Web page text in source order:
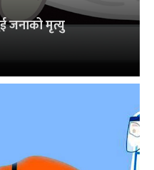
जनाको मृत्यु